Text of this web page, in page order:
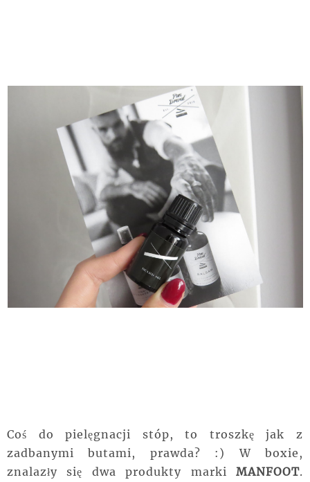
Coś do pielęgnacji stóp, to troszkę jak z
zadbanymi butami, prawda? :) W boxie,
znalazły się dwa produkty marki MANFOOT.